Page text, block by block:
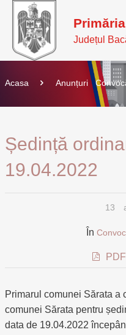
Județul
Acasa Anunțuri
Ședință
19.04.2022
13
În
PDF
Primarul comunei Sărata a
comunei Sărata pentru
data de 19.04.2022